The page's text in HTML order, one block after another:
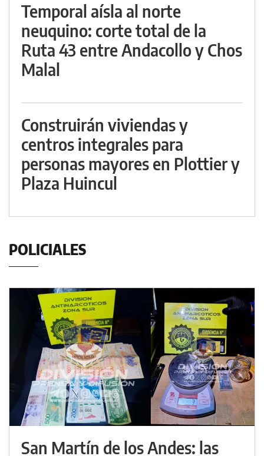
Temporal aísla al norte
neuquino: corte total de la
Ruta 43 entre Andacollo y Chos
Malal
Construirán viviendas y
centros integrales para
personas mayores en Plottier y
Plaza Huincul
POLICIALES
San Martín de los Andes: las